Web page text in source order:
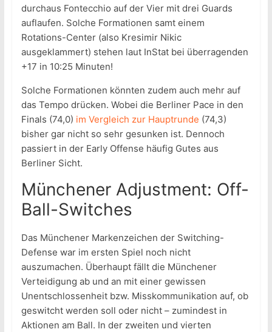
durchaus Fontecchio auf der Vier mit drei Guards
auflaufen. Solche Formationen samt einem
Rotations-Center (also Kresimir Nikic
ausgeklammert) stehen laut InStat bei überragenden
+17 in 10:25 Minuten!
Solche Formationen könnten zudem auch mehr auf
das Tempo drücken. Wobei die Berliner Pace in den
Finals (74,0) im Vergleich zur Hauptrunde (74,3)
bisher gar nicht so sehr gesunken ist. Dennoch
passiert in der Early Offense häufig Gutes aus
Berliner Sicht.
Münchener Adjustment: Off-
Ball-Switches
Das Münchener Markenzeichen der Switching-
Defense war im ersten Spiel noch nicht
auszumachen. Überhaupt fällt die Münchener
Verteidigung ab und an mit einer gewissen
Unentschlossenheit bzw. Misskommunikation auf, ob
geswitcht werden soll oder nicht – zumindest in
Aktionen am Ball. In der zweiten und vierten